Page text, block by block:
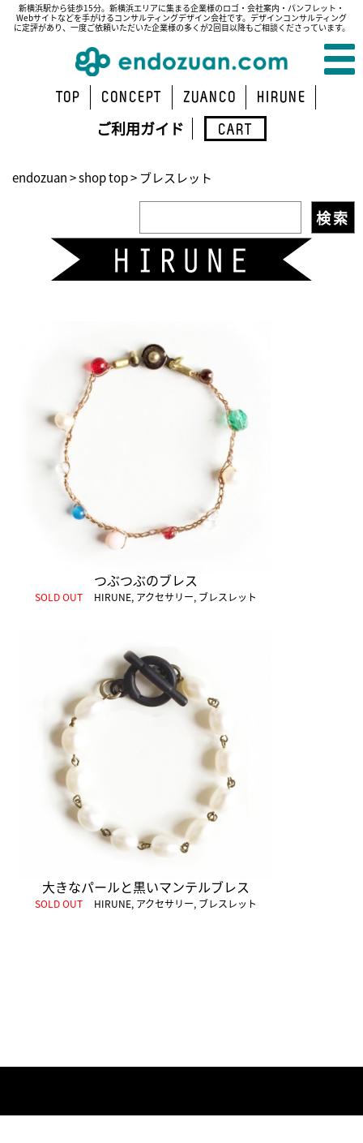
新横浜駅から徒歩15分。新横浜エリアに集まる企業様のロゴ・会社案内・パンフレット・
Webサイトなどを手がけるコンサルティングデザイン会社です。デザインコンサルティング
に定評があり、一度ご依頼いただいた企業様の多くが2回目以降もご相談くださっています。
TOP CONCEPT ZUANCO HIRUNE
ご利用ガイド CART
endozuan>shop top> ブレスレット
つぶつぶのブレス
SOLD OUT HIRUNE, アクセサリー, ブレスレット
大きなパールと黒いマンテルブレス
SOLD OUT HIRUNE, アクセサリー, ブレスレット